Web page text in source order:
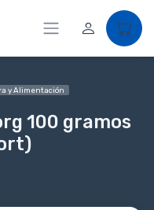
y Alimentación
100 gramos